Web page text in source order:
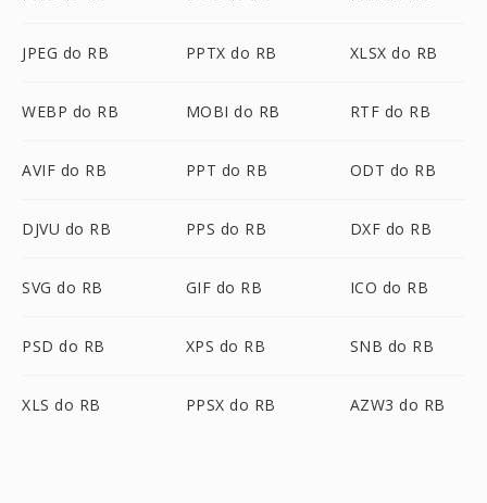
JPEG do RB PPTX do RB XLSX do RB
WEBP do RB MOBI do RB RTF do RB
AVIF do RB PPT do RB ODT do RB
DJVU do RB PPS do RB DXF do RB
SVG do RB GIF do RB ICO do RB
PSD do RB XPS do RB SNB do RB
XLS do RB PPSX do RB AZW3 do RB